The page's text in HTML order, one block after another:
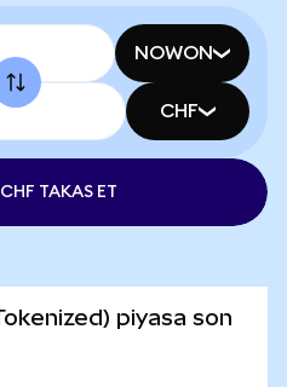
NOWON
CHF
TAKAS ET
piyasa son